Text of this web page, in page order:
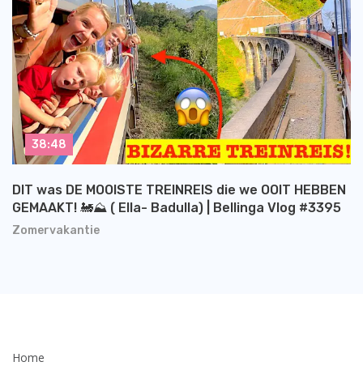
Zomervakantie
DIT was DE MOOISTE TREINREIS die we OOIT HEBBEN
GEMAAKT! 🚂⛰️ ( Ella- Badulla) | Bellinga Vlog #3395
38:48
Home